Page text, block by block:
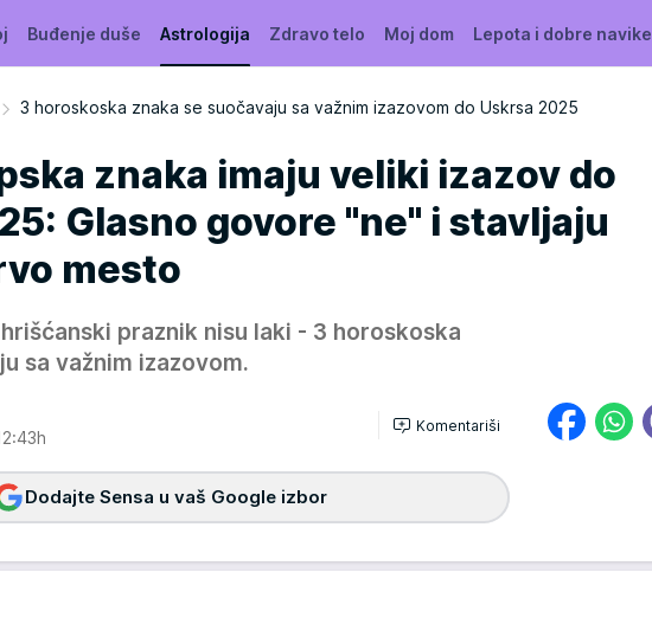
Buđenje duše Astrologija Zdravo telo Moj dom Lepota i dobre navike
3 horoskoska znaka se suočavaju sa važnim izazovom do Uskrsa 2025
znaka imaju veliki izazov do
Glasno govore "ne" i stavljaju
mesto
praznik nisu laki - 3 horoskoska
sa važnim izazovom.
Komentariši
Dodajte Sensa u vaš Google izbor